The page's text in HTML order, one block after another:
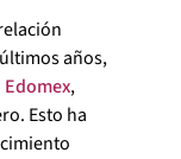
años,
Edomex,
Esto ha